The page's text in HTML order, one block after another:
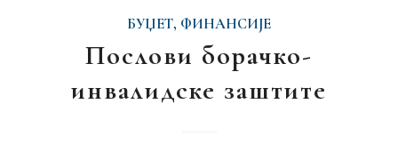
БУЏЕТ, ФИНАНСИЈЕ
Послови борачко-
инвалидске заштите